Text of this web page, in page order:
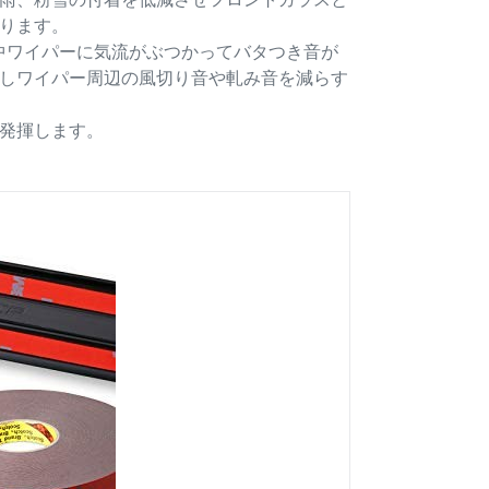
ます。
イパーに気流がぶつかってバタつき音が
ワイパー周辺の風切り音や軋み音を減らす
揮します。